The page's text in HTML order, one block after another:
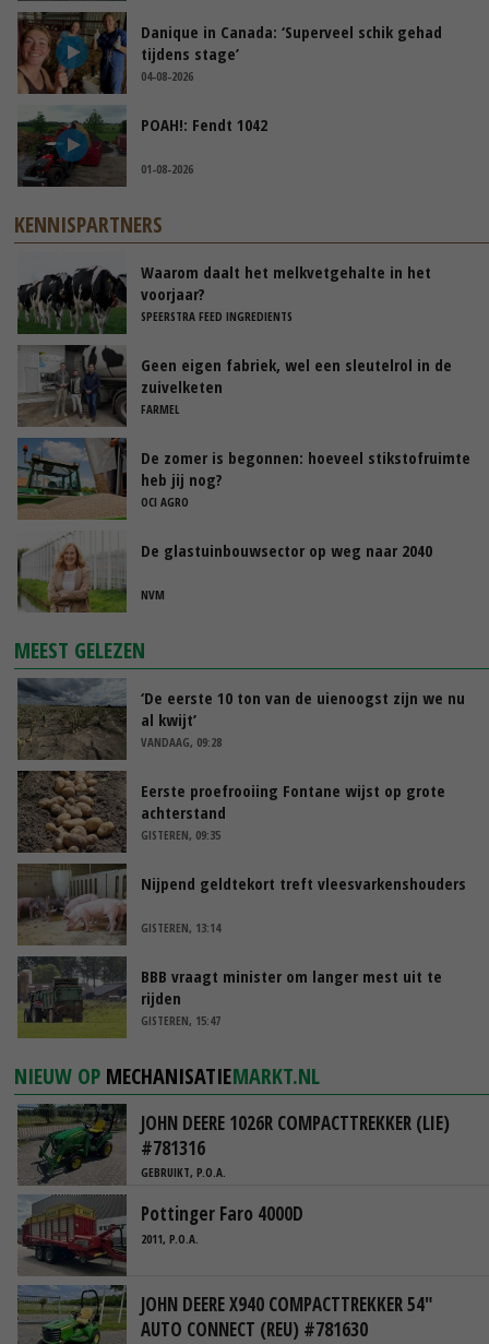
Danique in Canada: ‘Superveel schik gehad
tijdens stage’
04-08-2026
POAH!: Fendt 1042
01-08-2026
KENNISPARTNERS
Waarom daalt het melkvetgehalte in het
voorjaar?
SPEERSTRA FEED INGREDIENTS
Geen eigen fabriek, wel een sleutelrol in de
zuivelketen
FARMEL
De zomer is begonnen: hoeveel stikstofruimte
heb jij nog?
OCI AGRO
De glastuinbouwsector op weg naar 2040
NVM
MEEST GELEZEN
‘De eerste 10 ton van de uienoogst zijn we nu
al kwijt’
VANDAAG, 09:28
Eerste proefrooiing Fontane wijst op grote
achterstand
GISTEREN, 09:35
Nijpend geldtekort treft vleesvarkenshouders
GISTEREN, 13:14
BBB vraagt minister om langer mest uit te
rijden
GISTEREN, 15:47
NIEUW OP MECHANISATIEMARKT.NL
JOHN DEERE 1026R COMPACTTREKKER (LIE)
#781316
GEBRUIKT, P.O.A.
Pottinger Faro 4000D
2011, P.O.A.
JOHN DEERE X940 COMPACTTREKKER 54"
AUTO CONNECT (REU) #781630